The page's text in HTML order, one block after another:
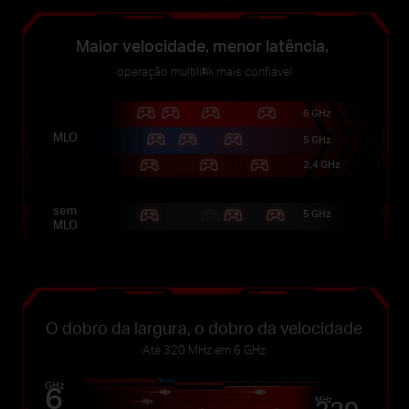
Maior velocidade, menor latência,
operação multilink mais confiável
‡
MLO
sem
MLO
6 GHz
5 GHz
2,4 GHz
5 GHz
O dobro da largura, o dobro da velocidade
Até 320 MHz em 6 GHz
6
GHz
MHz